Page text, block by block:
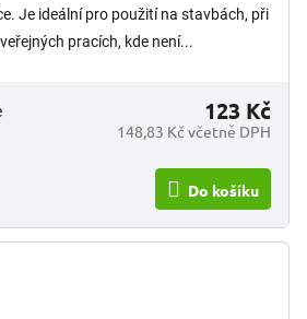
Je ideální pro použití na stavbách, při
pracích, kde není...
148,83 Kč včetně DPH
123 Kč
Do košíku